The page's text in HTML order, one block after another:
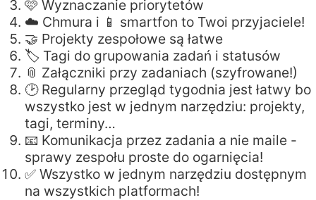
🩷 Wyznaczanie priorytetów
☁️ Chmura i 📱 smartfon to Twoi przyjaciele!
🤝 Projekty zespołowe są łatwe
🏷️ Tagi do grupowania zadań i statusów
📎 Załączniki przy zadaniach (szyfrowane!)
🕑 Regularny przegląd tygodnia jest łatwy bo
wszystko jest w jednym narzędziu: projekty,
tagi, terminy…
📧 Komunikacja przez zadania a nie maile -
sprawy zespołu proste do ogarnięcia!
✅ Wszystko w jednym narzędziu dostępnym
na wszystkich platformach!